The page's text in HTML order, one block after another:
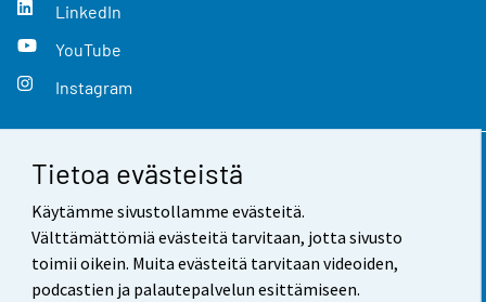
Tietoa evästeistä
Käytämme sivustollamme evästeitä.
Välttämättömiä evästeitä tarvitaan, jotta sivusto
toimii oikein. Muita evästeitä tarvitaan videoiden,
podcastien ja palautepalvelun esittämiseen.
LinkedIn
YouTube
Instagram
Yhteystiedot
Palaute
Käyttöehdot